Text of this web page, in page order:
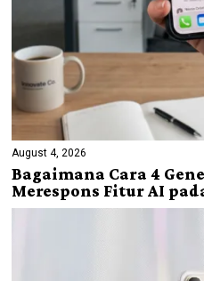
August 4, 2026
Bagaimana Cara 4
Merespons Fitur AI